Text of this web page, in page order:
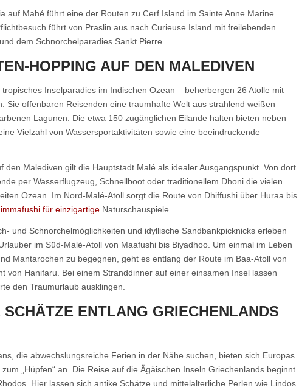
auf Mahé führt eine der Routen zu Cerf Island im Sainte Anne Marine
führt von Praslin aus nach Curieuse Island mit freilebenden
dem Schnorchelparadies Sankt Pierre.
HOPPING AUF DEN MALEDIVEN
Inselparadies im Indischen Ozean – beherbergen 26 Atolle mit
Sie offenbaren Reisenden eine traumhafte Welt aus strahlend weißen
Lagunen. Die etwa 150 zugänglichen Eilande halten bieten neben
Vielzahl von Wassersportaktivitäten sowie eine beeindruckende
den Malediven gilt die Hauptstadt Malé als idealer Ausgangspunkt. Von dort
per Wasserflugzeug, Schnellboot oder traditionellem Dhoni die vielen
Ozean. Im Nord-Malé-Atoll sorgt die Route von Dhiffushi über Huraa bis
für einzigartige Naturschauspiele.
und Schnorchelmöglichkeiten und idyllische Sandbankpicknicks erleben
im Süd-Malé-Atoll von Maafushi bis Biyadhoo. Um einmal im Leben
Mantarochen zu begegnen, geht es entlang der Route im Baa-Atoll von
von Hanifaru. Bei einem Stranddinner auf einer einsamen Insel lassen
den Traumurlaub ausklingen.
SCHÄTZE ENTLANG GRIECHENLANDS
die abwechslungsreiche Ferien in der Nähe suchen, bieten sich Europas
„Hüpfen“ an. Die Reise auf die Ägäischen Inseln Griechenlands beginnt
Hier lassen sich antike Schätze und mittelalterliche Perlen wie Lindos